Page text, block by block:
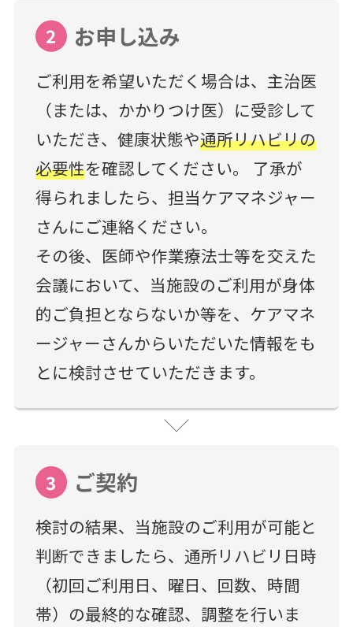
2 お申し込み
ご利用を希望いただく場合は、主治医
（または、かかりつけ医）に受診して
いただき、健康状態や通所リハビリの
必要性を確認してください。 了承が
得られましたら、担当ケアマネジャー
さんにご連絡ください。
その後、医師や作業療法士等を交えた
会議において、当施設のご利用が身体
的ご負担とならないか等を、ケアマネ
ージャーさんからいただいた情報をも
とに検討させていただきます。
3 ご契約
検討の結果、当施設のご利用が可能と
判断できましたら、通所リハビリ日時
（初回ご利用日、曜日、回数、時間
帯）の最終的な確認、調整を行いま